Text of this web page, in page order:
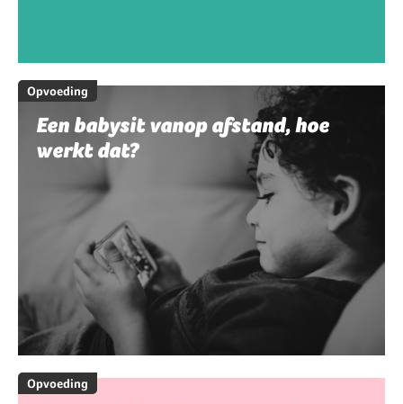
Opvoeding
Een babysit vanop afstand, hoe
werkt dat?
Opvoeding